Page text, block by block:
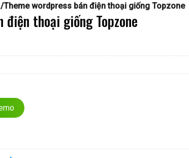
/Theme wordpress bán điện thoại giống Topzone
điện thoại giống Topzone